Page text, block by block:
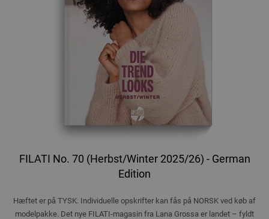
FILATI No. 70 (Herbst/Winter 2025/26) - German
Edition
Hæftet er på TYSK. Individuelle opskrifter kan fås på NORSK ved køb af
modelpakke. Det nye FILATI-magasin fra Lana Grossa er landet – fyldt